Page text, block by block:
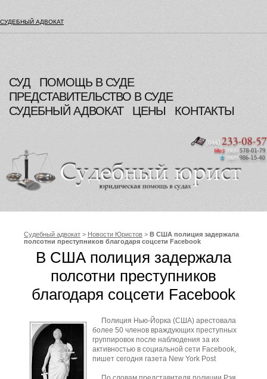
СУДЕБНЫЙ АДВОКАТ
СУД
ПОМОЩЬ В СУДЕ
ПРЕДСТАВИТЕЛЬСТВО В СУДЕ
СУДЕБНЫЙ АДВОКАТ
ЦЕНЫ КОНТАКТЫ
Судебный адвокат > Новости Юристов > В США полиция задержала
полсотни преступников благодаря соцсети Facebook
В США полиция задержала
полсотни преступников
благодаря соцсети Facebook
Полиция Нью-Йорка (США) арестовала
более 50 членов враждующих преступных
группировок после наблюдения за их
активностью в социальной сети Facebook,
пишет сегодня газета New York Post